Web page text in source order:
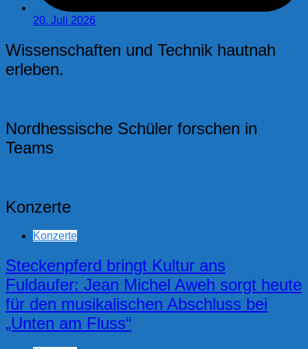
20. Juli 2026
Wissenschaften und Technik hautnah
erleben.
Nordhessische Schüler forschen in
Teams
Konzerte
Konzerte
Steckenpferd bringt Kultur ans
Fuldaufer: Jean Michel Aweh sorgt heute
für den musikalischen Abschluss bei
„Unten am Fluss“